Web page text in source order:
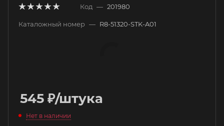
Код — 201980
Каталожный номер — R8-51320-STK-A01
545 ₽/штука
Нет в наличии